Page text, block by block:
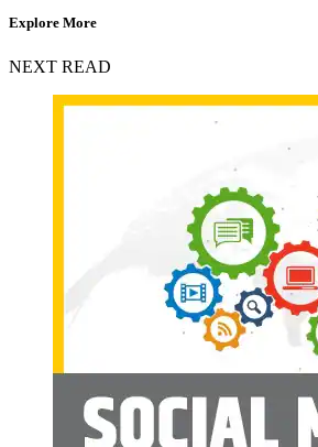
Explore More
NEXT READ